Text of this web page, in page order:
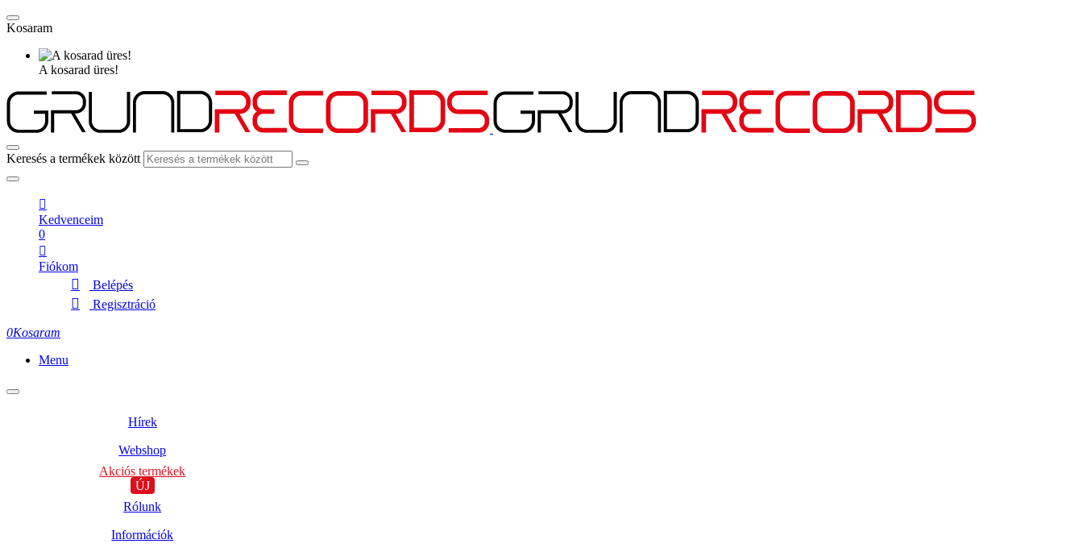
Kosaram
A kosarad üres!
Keresés a termékek között
Kedvenceim
0
Fiókom
Belépés
Regisztráció
0Kosaram
Menu
Hírek
Webshop
Akciós termékek
ÚJ
Rólunk
Információk